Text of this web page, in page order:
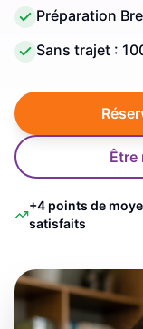
Préparation
Sans trajet :
Être
+4 points de
satisfaits